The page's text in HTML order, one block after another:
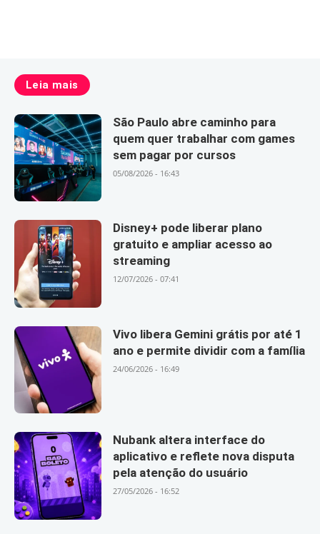
Leia mais
São Paulo abre caminho para
quem quer trabalhar com games
sem pagar por cursos
05/08/2026 - 16:43
Disney+ pode liberar plano
gratuito e ampliar acesso ao
streaming
12/07/2026 - 07:41
Vivo libera Gemini grátis por até 1
ano e permite dividir com a família
24/06/2026 - 16:49
Nubank altera interface do
aplicativo e reflete nova disputa
pela atenção do usuário
27/05/2026 - 16:52